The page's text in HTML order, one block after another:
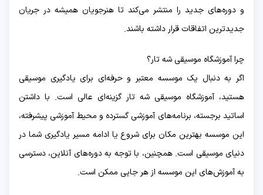
و دوره‌های جدید را منتشر می‌کند تا هنرجویان همیشه در جریان
جدیدترین اتفاقات قرار داشته باشند.
چرا آموزشگاه موسیقی شه تار؟
اگر به دنبال یک موسسه معتبر و حرفه‌ای برای یادگیری موسیقی
هستید، آموزشگاه موسیقی شه تار گزینه‌ای عالی است. با داشتن
اساتید برجسته، برنامه‌های آموزشی گسترده و محیط آموزشی پیشرفته،
این موسسه بهترین مکان برای شروع یا ادامه مسیر یادگیری شما در
دنیای موسیقی است. همچنین، با توجه به دوره‌های آنلاین، دسترسی
به آموزش‌های این موسسه از هر جایی ممکن است.